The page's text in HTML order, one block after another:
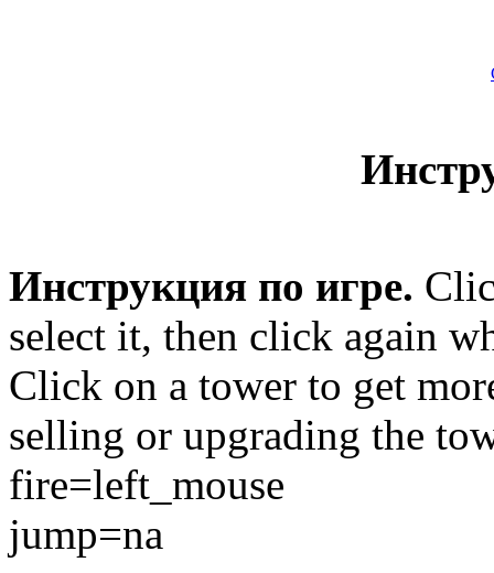
Инструкция по игре.
select it, then click again
Click on a tower to get
selling or upgrading the
fire=left_mouse
jump=na